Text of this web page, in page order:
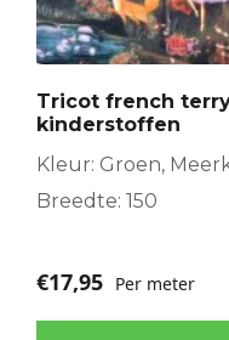
Tricot french
kinderstoffen
Kleur: Groen,
Breedte: 150
€17,95 Per meter